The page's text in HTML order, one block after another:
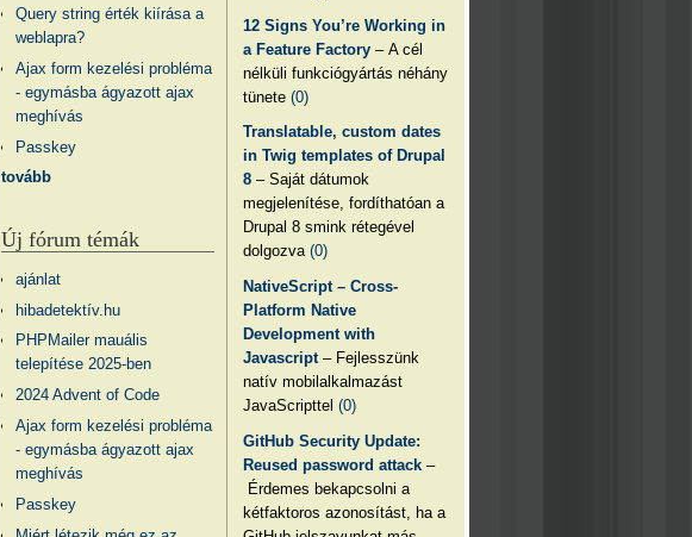
12 Signs You’re Working in
a Feature Factory – A cél
nélküli funkciógyártás néhány
tünete(0)
Translatable, custom dates
in Twig templates of Drupal
8 – Saját dátumok
megjelenítése, fordíthatóan a
Drupal 8 smink rétegével
dolgozva(0)
NativeScript – Cross-
Platform Native
Development with
Javascript – Fejlesszünk
natív mobilalkalmazást
JavaScripttel(0)
GitHub Security Update:
Reused password attack –
Érdemes bekapcsolni a
kétfaktoros azonosítást, ha a
Query string érték kiírása a
weblapra?
Ajax form kezelési probléma
- egymásba ágyazott ajax
meghívás
Passkey
tovább
Új fórum témák
ajánlat
hibadetektív.hu
PHPMailer mauális
telepítése 2025-ben
2024 Advent of Code
Ajax form kezelési probléma
- egymásba ágyazott ajax
meghívás
Passkey